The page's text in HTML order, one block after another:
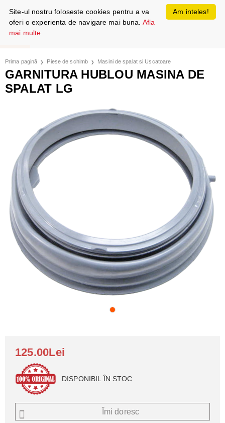
Prima pagină Piese de schimb Masini de spalat si Uscatoare
GARNITURA HUBLOU MASINA DE
SPALAT LG
125.00Lei
DISPONIBIL ÎN STOC
Îmi doresc
Am inteles!
Site-ul nostru foloseste cookies pentru a va
oferi o experienta de navigare mai buna. Afla
mai multe